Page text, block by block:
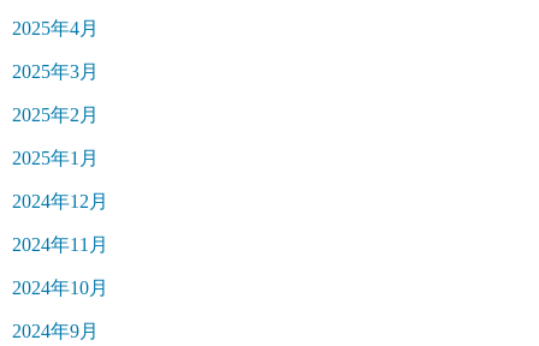
2025年4月
2025年3月
2025年2月
2025年1月
2024年12月
2024年11月
2024年10月
2024年9月